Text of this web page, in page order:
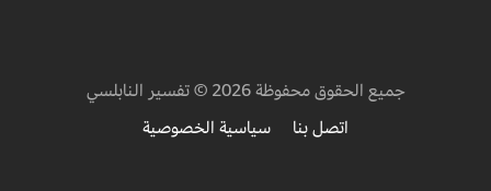
جميع الحقوق محفوظة 2026 © تفسير النابلسي
اتصل بنا
سياسية الخصوصية